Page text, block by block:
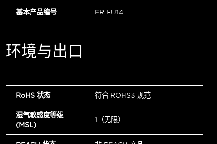
基本产品编号 ERJ-U14
环境与出口
RoHS 状态 符合 ROHS3 规范
湿气敏感度等级
(MSL)
1（无限）